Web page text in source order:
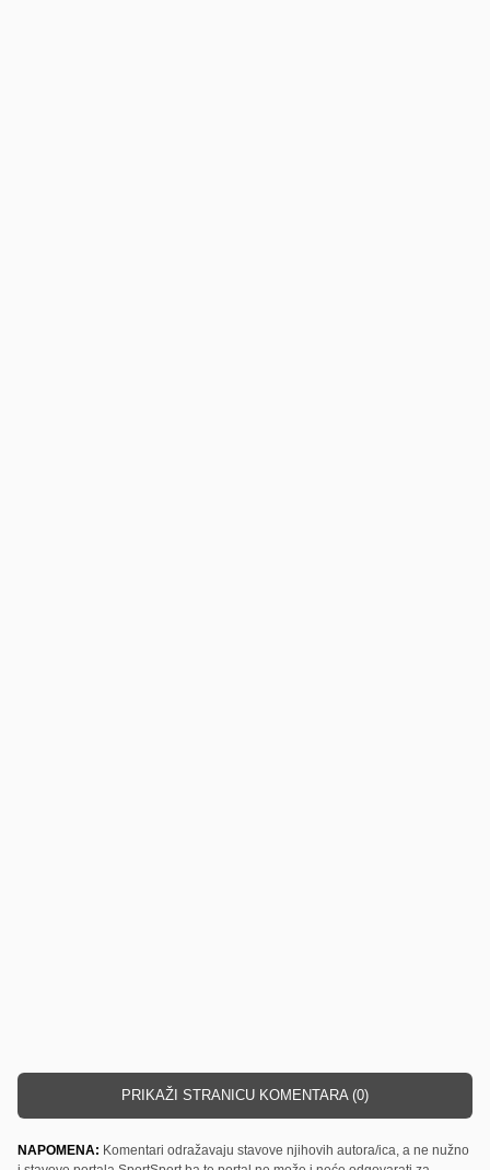
PRIKAŽI STRANICU KOMENTARA (0)
NAPOMENA: Komentari odražavaju stavove njihovih autora/ica, a ne nužno